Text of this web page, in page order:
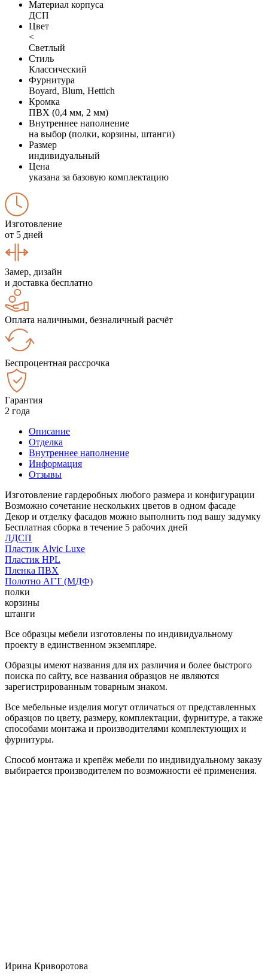
Материал корпуса
ДСП
Цвет
<
Светлый
Стиль
Классический
Фурнитура
Boyard, Blum, Hettich
Кромка
ПВХ (0,4 мм, 2 мм)
Внутреннее наполнение
на выбор (полки, корзины, штанги)
Размер
индивидуальный
Цена
указана за базовую комплектацию
Изготовление
от 5 дней
Замер, дизайн
и доставка бесплатно
Оплата наличными, безналичный расчёт
Беспроцентная рассрочка
Гарантия
2 года
Описание
Отделка
Внутреннее наполнение
Информация
Отзывы
Изготовление гардеробных любого размера и конфигурации
Возможно сочетание нескольких цветов в одном фасаде
Декор и отделку фасадов можно выполнить под вашу задумку
Бесплатная сборка в течение 5 рабочих дней
ЛДСП
Пластик Alvic Luxe
Пластик HPL
Пленка ПВХ
Полотно АГТ (МДФ)
полки
корзины
штанги
Все образцы мебели изготовлены по индивидуальному
проекту в единственном экземпляре.
Образцы имеют названия для их различия и более быстрого
поиска по сайту, все названия образцов не являются
зарегистрированным товарным знаком.
Все мебельные изделия могут отличаться от представленных
образцов по цвету, размеру, комплектации, фурнитуре, а также
способами монтажа и производителями комплектующих и
фурнитуры.
Способ монтажа и крепёж мебели по индивидуальному заказу
выбирается производителем по возможности её применения.
Ирина Криворотова